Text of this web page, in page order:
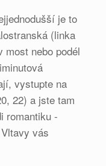
je to
(linka
most nebo podél
vystupte na
22) a jste tam
romantiku -
vás